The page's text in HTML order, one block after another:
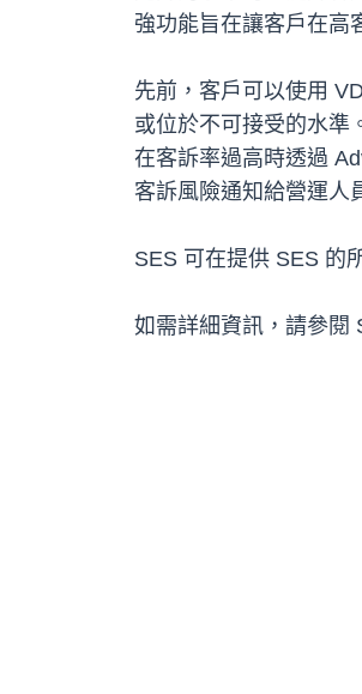
強功能旨在讓客戶在高
先前，客戶可以使用
或位於不可接受的水準
在客訴率過高時透過
客訴風險通知給營運人
SES 可在提供 SES 的
如需詳細資訊，請參閱